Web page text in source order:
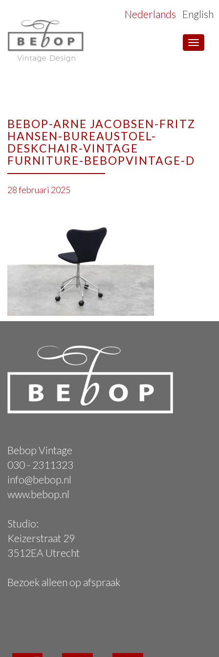
Toggle
Nederlands English
BEBOP-ARNE JACOBSEN-FRITZ
HANSEN-BUREAUSTOEL-
DESKCHAIR-VINTAGE
FURNITURE-BEBOPVINTAGE-D
28 februari 2025
Bebop Vintage
030 - 2311323
info@bebop.nl
www.bebop.nl
Studio:
Keizerstraat 29
3512EA Utrecht
Bezoek alleen op afspraak